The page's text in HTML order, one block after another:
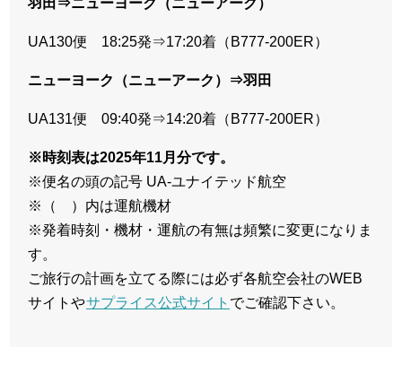
UA130便 18:25発⇒17:20着（B777-200ER）
ニューヨーク（ニューアーク）⇒羽田
UA131便 09:40発⇒14:20着（B777-200ER）
※時刻表は2025年11月分です。
※便名の頭の記号 UA-ユナイテッド航空
※（ ）内は運航機材
※発着時刻・機材・運航の有無は頻繁に変更になりま
す。
ご旅行の計画を立てる際には必ず各航空会社のWEB
サイトやサプライス公式サイト でご確認下さい。